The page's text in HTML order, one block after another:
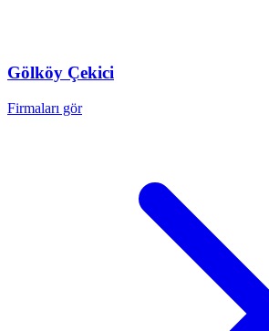
Gölköy Çekici
Firmaları gör